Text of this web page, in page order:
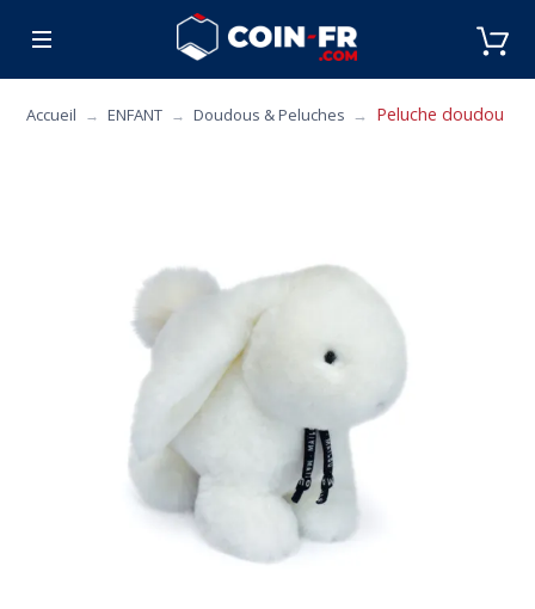
CUISINE MOBILIER
Accueil ENFANT Doudous & Peluches Peluche doudou